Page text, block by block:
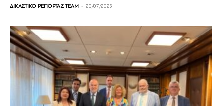
ΔΙΚΑΣΤΙΚΟ ΡΕΠΟΡΤΑΖ TEAM - 20/07/2023